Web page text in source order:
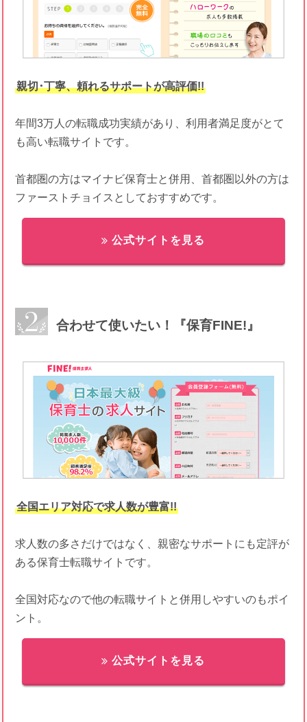
親切･丁寧、頼れるサポートが高評価!!
年間3万人の転職成功実績があり、利用者満足度がとて
も高い転職サイトです。
首都圏の方はマイナビ保育士と併用、首都圏以外の方は
ファーストチョイスとしておすすめです。
公式サイトを見る
合わせて使いたい！『保育FINE!』
全国エリア対応で求人数が豊富!!
求人数の多さだけではなく、親密なサポートにも定評が
ある保育士転職サイトです。
全国対応なので他の転職サイトと併用しやすいのもポイ
ント。
公式サイトを見る